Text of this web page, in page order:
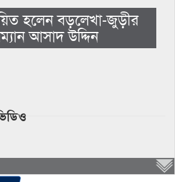
হলেন বড়লেখা-জুড়ীর
আসাদ উদ্দিন